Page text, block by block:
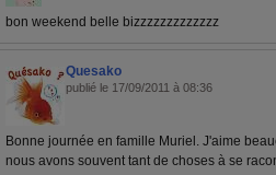
bon weekend belle bizzzzzzzzzzzzz
Quesako
publié le 17/09/2011 à 08:36
Bonne journée en famille Muriel. J'aime
nous avons souvent tant de choses à se